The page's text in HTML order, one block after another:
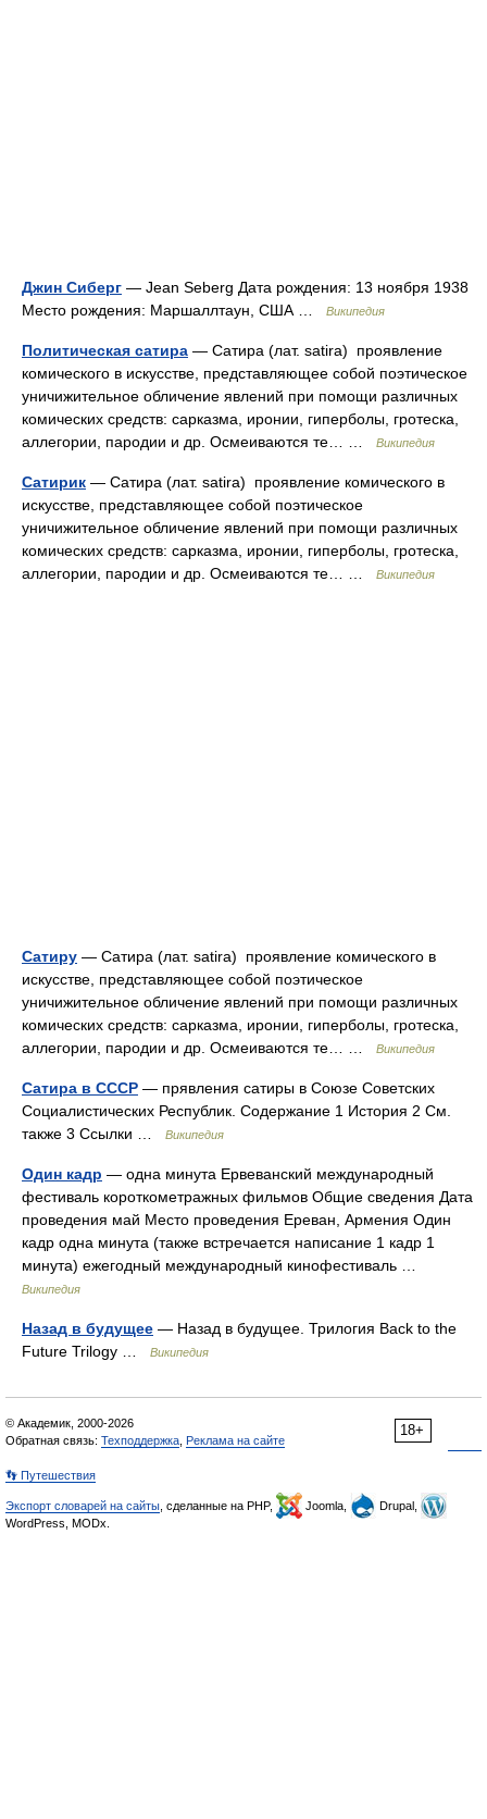
Джин Сиберг — Jean Seberg Дата рождения: 13 ноября 1938
Место рождения: Маршаллтаун, США …
Википедия
Политическая сатира — Сатира (лат. satira) проявление
комического в искусстве, представляющее собой поэтическое
уничижительное обличение явлений при помощи различных
комических средств: сарказма, иронии, гиперболы, гротеска,
аллегории, пародии и др. Осмеиваются те… …
Википедия
Сатирик — Сатира (лат. satira) проявление комического в
искусстве, представляющее собой поэтическое
уничижительное обличение явлений при помощи различных
комических средств: сарказма, иронии, гиперболы, гротеска,
аллегории, пародии и др. Осмеиваются те… …
Википедия
Сатиру — Сатира (лат. satira) проявление комического в
искусстве, представляющее собой поэтическое
уничижительное обличение явлений при помощи различных
комических средств: сарказма, иронии, гиперболы, гротеска,
аллегории, пародии и др. Осмеиваются те… …
Википедия
Сатира в СССР — прявления сатиры в Союзе Советских
Социалистических Республик. Содержание 1 История 2 См.
также 3 Ссылки …
Википедия
Один кадр — одна минута Ервеванский международный
фестиваль короткометражных фильмов Общие сведения Дата
проведения май Место проведения Ереван, Армения Один
кадр одна минута (также встречается написание 1 кадр 1
минута) ежегодный международный кинофестиваль …
Википедия
Назад в будущее — Назад в будущее. Трилогия Back to the
Future Trilogy …
Википедия
18+
© Академик, 2000-2026
Обратная связь: Техподдержка Реклама на сайте
👣 Путешествия
Экспорт словарей на сайты , сделанные на PHP, Joomla,
Drupal,
WordPress, MODx.